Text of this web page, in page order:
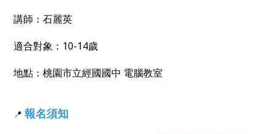
講師：石麗英
適合對象：10-14歲
地點：桃園市立經國國中 電腦教室
📍 報名須知